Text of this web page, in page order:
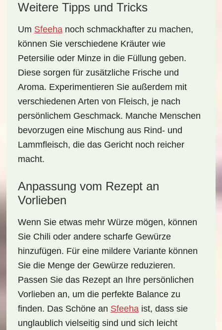
Weitere Tipps und Tricks
Um Sfeehanoch schmackhafter zu machen,
können Sie verschiedene Kräuter wie
Petersilie oder Minze in die Füllung geben.
Diese sorgen für zusätzliche Frische und
Aroma. Experimentieren Sie außerdem mit
verschiedenen Arten von Fleisch, je nach
persönlichem Geschmack. Manche Menschen
bevorzugen eine Mischung aus Rind- und
Lammfleisch, die das Gericht noch reicher
macht.
Anpassung vom Rezept an
Vorlieben
Wenn Sie etwas mehr Würze mögen, können
Sie Chili oder andere scharfe Gewürze
hinzufügen. Für eine mildere Variante können
Sie die Menge der Gewürze reduzieren.
Passen Sie das Rezept an Ihre persönlichen
Vorlieben an, um die perfekte Balance zu
finden. Das Schöne an Sfeehaist, dass sie
unglaublich vielseitig sind und sich leicht